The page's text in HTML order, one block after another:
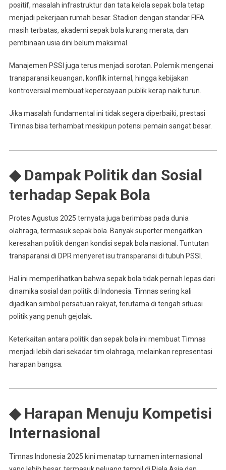
positif, masalah infrastruktur dan tata kelola sepak bola tetap
menjadi pekerjaan rumah besar. Stadion dengan standar FIFA
masih terbatas, akademi sepak bola kurang merata, dan
pembinaan usia dini belum maksimal.
Manajemen PSSI juga terus menjadi sorotan. Polemik mengenai
transparansi keuangan, konflik internal, hingga kebijakan
kontroversial membuat kepercayaan publik kerap naik turun.
Jika masalah fundamental ini tidak segera diperbaiki, prestasi
Timnas bisa terhambat meskipun potensi pemain sangat besar.
◆ Dampak Politik dan Sosial
terhadap Sepak Bola
Protes Agustus 2025 ternyata juga berimbas pada dunia
olahraga, termasuk sepak bola. Banyak suporter mengaitkan
keresahan politik dengan kondisi sepak bola nasional. Tuntutan
transparansi di DPR menyeret isu transparansi di tubuh PSSI.
Hal ini memperlihatkan bahwa sepak bola tidak pernah lepas dari
dinamika sosial dan politik di Indonesia. Timnas sering kali
dijadikan simbol persatuan rakyat, terutama di tengah situasi
politik yang penuh gejolak.
Keterkaitan antara politik dan sepak bola ini membuat Timnas
menjadi lebih dari sekadar tim olahraga, melainkan representasi
harapan bangsa.
◆ Harapan Menuju Kompetisi
Internasional
Timnas Indonesia 2025 kini menatap turnamen internasional